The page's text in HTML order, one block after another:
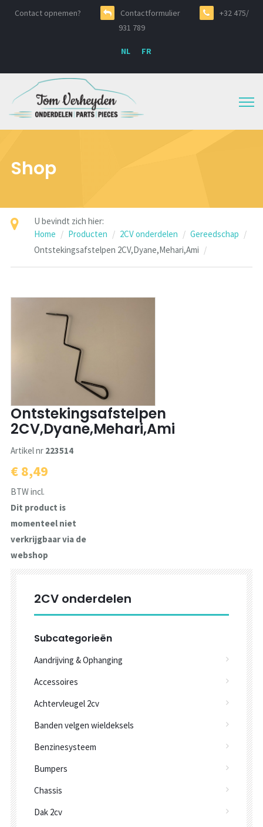
Contact opnemen? Contactformulier
+32 475/
931 789
NL FR
Shop
U bevindt zich hier:
Home
Producten 2CV onderdelen
Gereedschap
Ontstekingsafstelpen 2CV,Dyane,Mehari,Ami
Ontstekingsafstelpen
2CV,Dyane,Mehari,Ami
Artikel nr 223514
€ 8,49
BTW incl.
Dit product is
momenteel niet
verkrijgbaar via de
webshop
2CV onderdelen
Subcategorieën
Aandrijving & Ophanging
Accessoires
Achtervleugel 2cv
Banden velgen wieldeksels
Benzinesysteem
Bumpers
Chassis
Dak 2cv